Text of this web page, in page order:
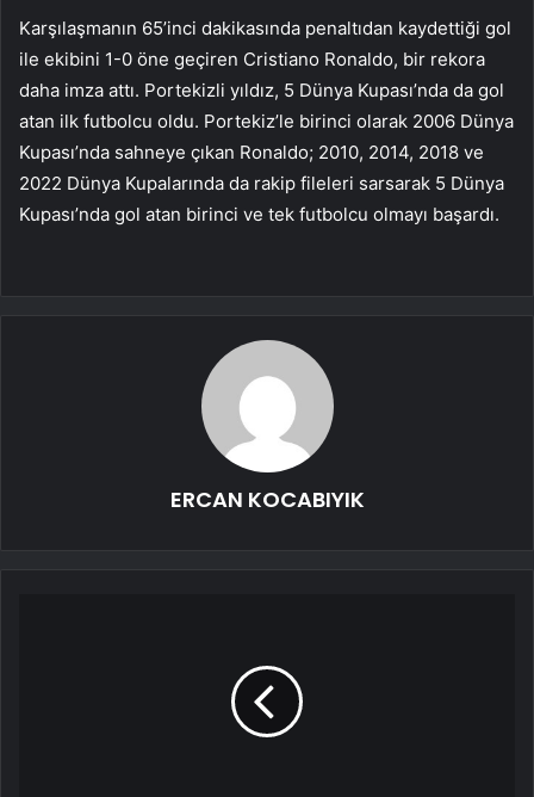
Karşılaşmanın 65’inci dakikasında penaltıdan kaydettiği gol
ile ekibini 1-0 öne geçiren Cristiano Ronaldo, bir rekora
daha imza attı. Portekizli yıldız, 5 Dünya Kupası’nda da gol
atan ilk futbolcu oldu. Portekiz’le birinci olarak 2006 Dünya
Kupası’nda sahneye çıkan Ronaldo; 2010, 2014, 2018 ve
2022 Dünya Kupalarında da rakip fileleri sarsarak 5 Dünya
Kupası’nda gol atan birinci ve tek futbolcu olmayı başardı.
ERCAN KOCABIYIK